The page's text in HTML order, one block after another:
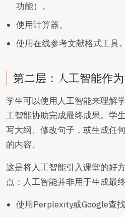
功能）。
使用计算器。
使用在线参考文献格式工具。
第二层：人工智能作
学生可以使用人工智能来理解
工智能协助完成最终成果。学
写大纲、修改句子，或生成任
的内容。
这是将人工智能引入课堂的好
点：人工智能并非用于生成最终
使用Perplexity或Google查